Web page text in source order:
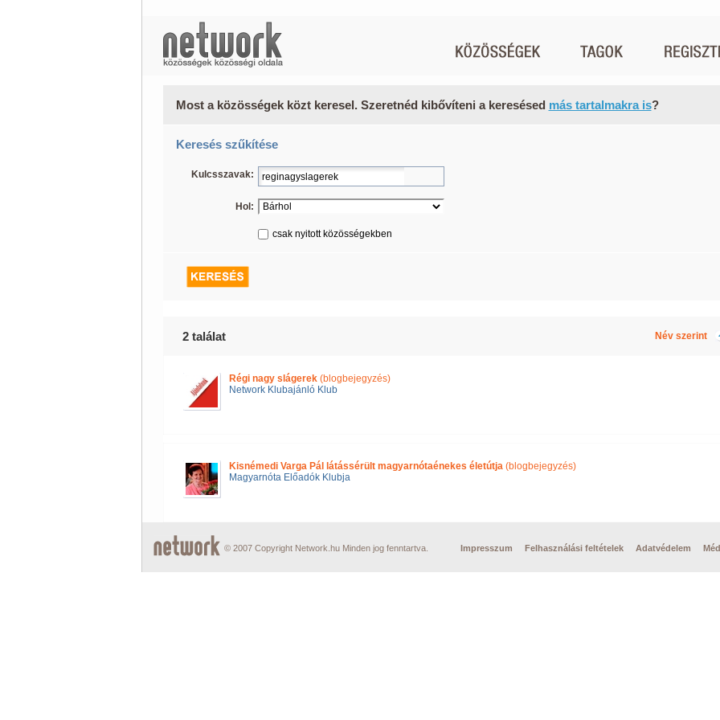
Most a közösségek közt keresel. Szeretnéd kibővíteni a keresésed más tartalmakra is?
Keresés szűkítése
Kulcsszavak:
Hol:
csak nyitott közösségekben
2 találat Név szerint
Régi nagy slágerek(blogbejegyzés)
Network Klubajánló Klub
Kisnémedi Varga Pál látássérült magyarnótaénekes életútja(blogbejegyzés)
Magyarnóta Előadók Klubja
© 2007 Copyright Network.hu Minden jog fenntartva. Impresszum Felhasználási feltételek Adatvédelem